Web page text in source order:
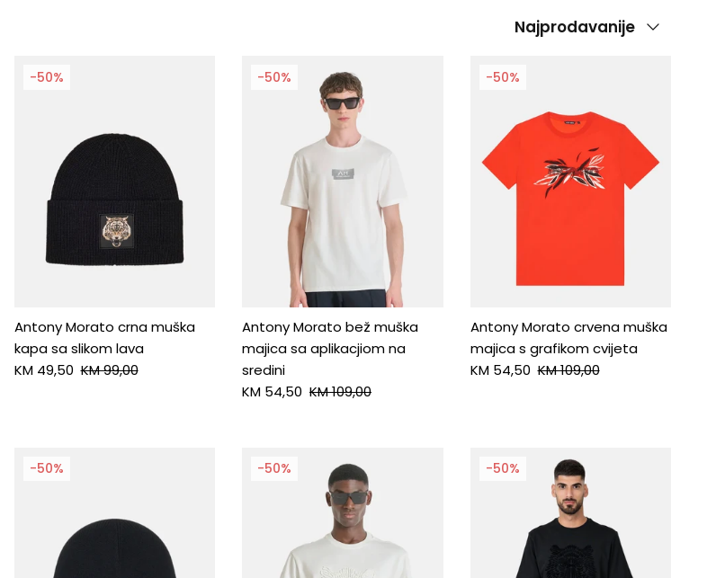
Poredaj
Najprodavanije
-50%
Antony Morato crna muška
kapa sa slikom lava
KM 49,50 KM 99,00
-50%
Antony Morato bež muška
majica sa aplikacjiom na
sredini
KM 54,50 KM 109,00
-50%
Antony Morato crvena muška
majica s grafikom cvijeta
KM 54,50 KM 109,00
-50% -50% -50%